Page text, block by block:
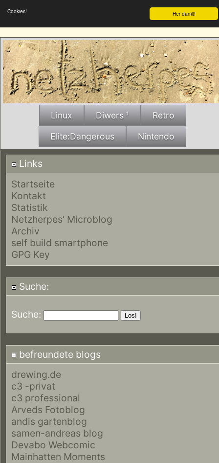
Her damit!
Cookies!
Linux Diwers ¹ Retro
Elite:Dangerous Nintendo
Links
Startseite
Kontakt
Statistik
Netzherpes' Microblog
Archiv
self build smartphone
GPG Key
Suche:
Suche:
befreundete blogs
drewing.de
c3 -privat
c3 professional
Arveds Fotoblog
andis gartenblog
samen-andreas blog
Devabo Webcomic
Mainhatten Moments